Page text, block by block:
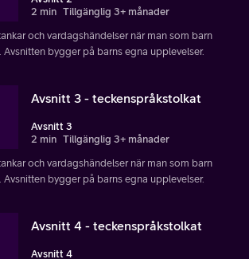
2 min Tillgänglig 3+ månader
och vardagshändelser när man som barn
bygger på barns egna upplevelser.
Avsnitt 3 - teckenspråkstolkat
Avsnitt 3
2 min Tillgänglig 3+ månader
och vardagshändelser när man som barn
bygger på barns egna upplevelser.
Avsnitt 4 - teckenspråkstolkat
Avsnitt 4